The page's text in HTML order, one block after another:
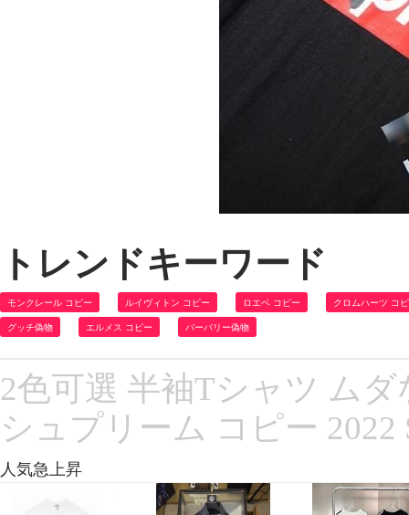
トレンドキーワード
モンクレール コピー ルイヴィトン コピー ロエベ コピー クロムハーツ コ
グッチ偽物 エルメス コピー バーバリー偽物
2色可選 半袖Tシャツ ム
シュプリーム コピー 2022
人気急上昇